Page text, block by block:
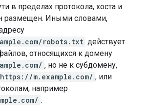
в пределах протокола, хоста и
размещен. Иными словами,
robots.txt действует
относящихся к домену
, но не к субдомену,
https://m.example.com/ , или
например
.